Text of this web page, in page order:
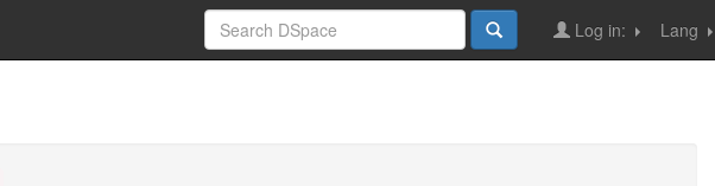
Lang
Log in: